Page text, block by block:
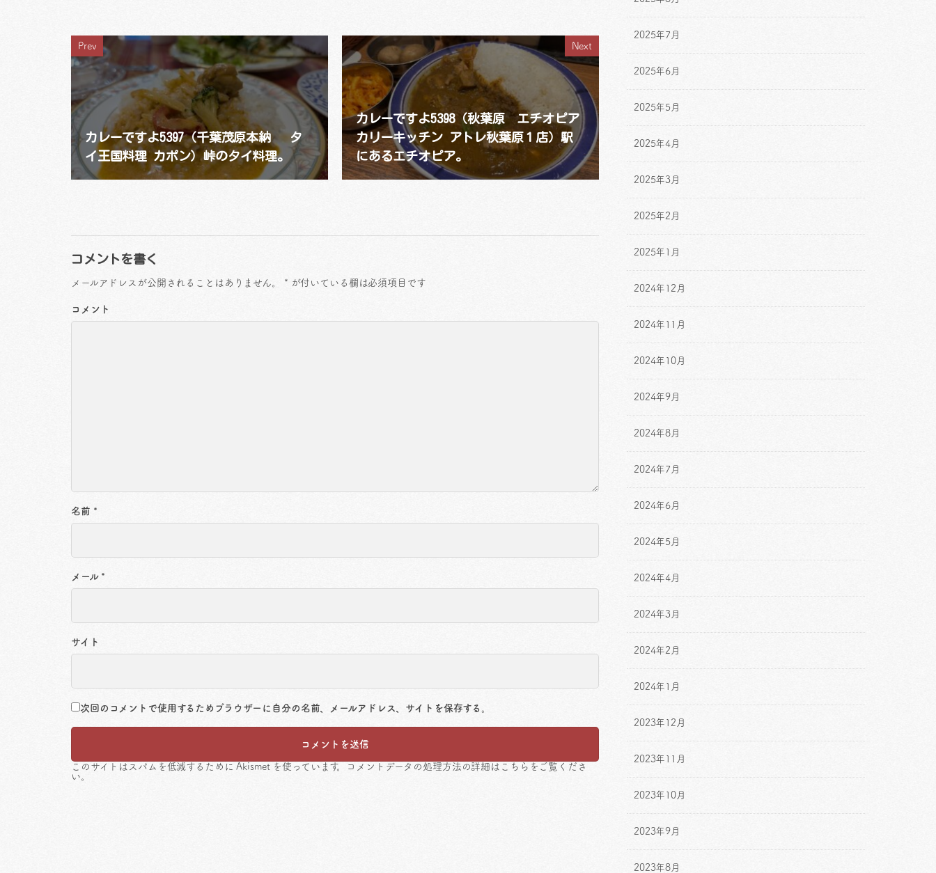
Prev
カレーですよ5397（千葉茂原本納 タ
イ王国料理 カポン）峠のタイ料理。
Next
カレーですよ5398（秋葉原 エチオピア
カリーキッチン アトレ秋葉原１店）駅
にあるエチオピア。
コメントを書く
メールアドレスが公開されることはありません。 * が付いている欄は必須項目です
コメント
名前 *
メール *
サイト
次回のコメントで使用するためブラウザーに自分の名前、メールアドレス、サイトを保存する。
このサイトはスパムを低減するために Akismet を使っています。
コメントデータの処理方法の詳細はこちらをご覧くださ
い。
2025年7月
2025年6月
2025年5月
2025年4月
2025年3月
2025年2月
2025年1月
2024年12月
2024年11月
2024年10月
2024年9月
2024年8月
2024年7月
2024年6月
2024年5月
2024年4月
2024年3月
2024年2月
2024年1月
2023年12月
2023年11月
2023年10月
2023年9月
2023年8月